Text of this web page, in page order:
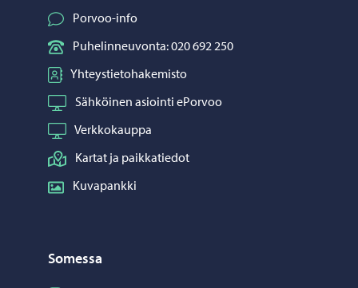
Porvoo-info
Puhelinneuvonta: 020 692 250
Yhteystietohakemisto
Sähköinen asiointi ePorvoo
Verkkokauppa
Kartat ja paikkatiedot
Kuvapankki
Somessa